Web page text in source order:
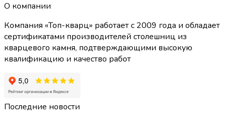
О компании
Компания «Топ-кварц» работает с 2009 года и обладает
сертификатами производителей столешниц из
кварцевого камня, подтверждающими высокую
квалификацию и качество работ
Последние новости